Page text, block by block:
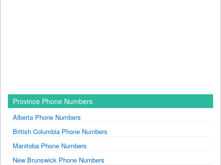
Province Phone Numbers
Alberta Phone Numbers
British Columbia Phone Numbers
Manitoba Phone Numbers
New Brunswick Phone Numbers